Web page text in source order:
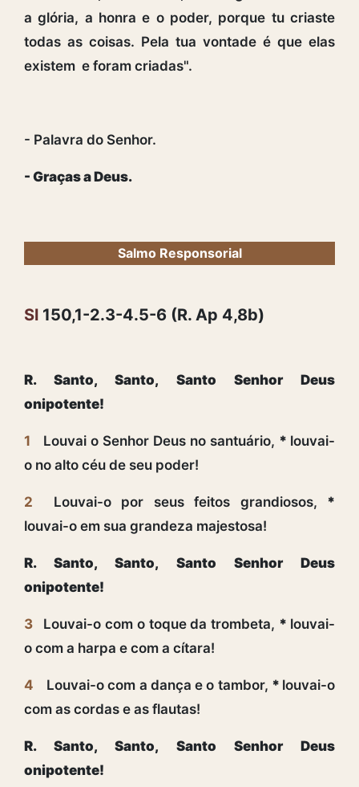
a glória, a honra e o poder, porque tu criaste
todas as coisas. Pela tua vontade é que elas
existem e foram criadas".
- Palavra do Senhor.
- Graças a Deus.
Salmo Responsorial
Sl 150,1-2.3-4.5-6 (R. Ap 4,8b)
R. Santo, Santo, Santo Senhor Deus
onipotente!
1 Louvai o Senhor Deus no santuário, * louvai-
o no alto céu de seu poder!
2 Louvai-o por seus feitos grandiosos, *
louvai-o em sua grandeza majestosa!
R. Santo, Santo, Santo Senhor Deus
onipotente!
3 Louvai-o com o toque da trombeta, * louvai-
o com a harpa e com a cítara!
4 Louvai-o com a dança e o tambor, * louvai-o
com as cordas e as flautas!
R. Santo, Santo, Santo Senhor Deus
onipotente!